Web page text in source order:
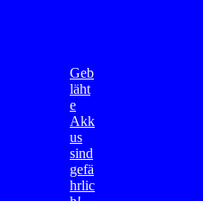
Geb
läht
e
Akk
us
sind
gefä
hrlic